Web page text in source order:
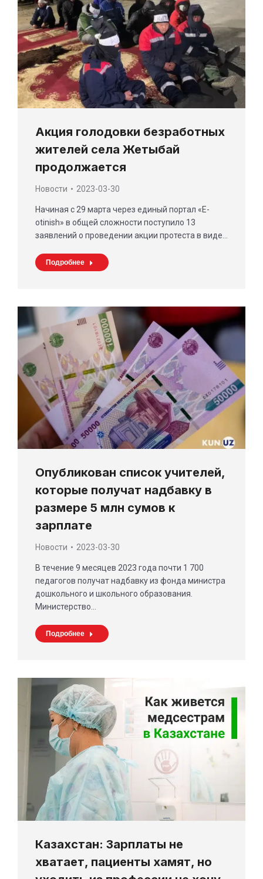
Акция голодовки безработных
жителей села Жетыбай
продолжается
Новости 2023-03-30
Начиная с 29 марта через единый портал «Е-
otinish» в общей сложности поступило 13
заявлений о проведении акции протеста в виде…
Подробнее
Опубликован список учителей,
которые получат надбавку в
размере 5 млн сумов к
зарплате
Новости 2023-03-30
В течение 9 месяцев 2023 года почти 1 700
педагогов получат надбавку из фонда министра
дошкольного и школьного образования.
Министерство…
Подробнее
Казахстан: Зарплаты не
хватает, пациенты хамят, но